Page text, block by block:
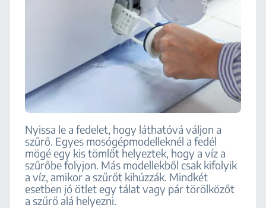
Nyissa le a fedelet, hogy láthatóvá váljon a
szűrő. Egyes mosógépmodelleknél a fedél
mögé egy kis tömlőt helyeztek, hogy a víz a
szűrőbe folyjon. Más modellekből csak kifolyik
a víz, amikor a szűrőt kihúzzák. Mindkét
esetben jó ötlet egy tálat vagy pár törölközőt
a szűrő alá helyezni.